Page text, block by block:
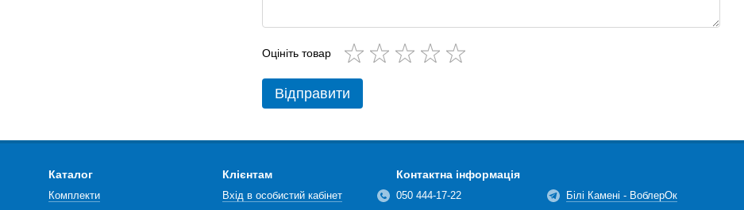
Оцініть товар
Відправити
Каталог
Комплекти
Клієнтам
Вхід в особистий кабінет
Контактна інформація
050 444-17-22 Білі Камені - ВоблерОк